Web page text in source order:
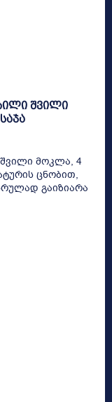
შვილი
მოკლა, 4
ცნობით,
გაიზიარა